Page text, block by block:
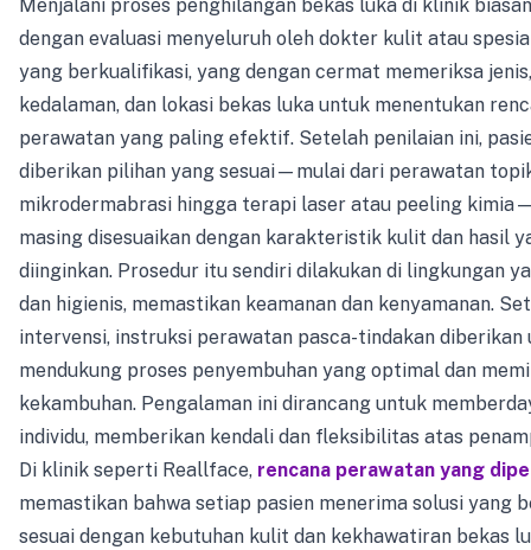
Menjalani proses penghilangan bekas luka di klinik
dengan evaluasi menyeluruh oleh dokter kulit atau
yang berkualifikasi, yang dengan cermat memeriksa
kedalaman, dan lokasi bekas luka untuk menentukan
perawatan yang paling efektif. Setelah penilaian ini,
diberikan pilihan yang sesuai—mulai dari perawatan
mikrodermabrasi hingga terapi laser atau peeling
masing disesuaikan dengan karakteristik kulit dan hasil
diinginkan. Prosedur itu sendiri dilakukan di lingkungan
dan higienis, memastikan keamanan dan kenyamanan.
intervensi, instruksi perawatan pasca-tindakan diberikan
mendukung proses penyembuhan yang optimal dan
kekambuhan. Pengalaman ini dirancang untuk
individu, memberikan kendali dan fleksibilitas atas
Di klinik seperti Reallface, rencana perawatan yang
memastikan bahwa setiap pasien menerima solusi yang
sesuai dengan kebutuhan kulit dan kekhawatiran bekas